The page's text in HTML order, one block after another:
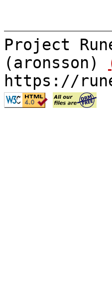
Project
(aronsson)
https://